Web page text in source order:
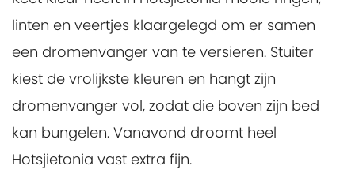
linten en veertjes klaargelegd om er samen
een dromenvanger van te versieren. Stuiter
kiest de vrolijkste kleuren en hangt zijn
dromenvanger vol, zodat die boven zijn bed
kan bungelen. Vanavond droomt heel
Hotsjietonia vast extra fijn.